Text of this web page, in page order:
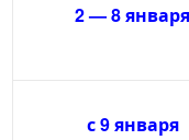
2 — 8 января
с 9 января